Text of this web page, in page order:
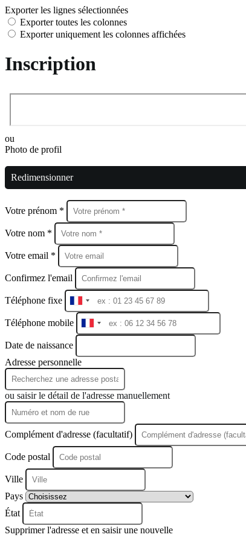
Exporter les lignes sélectionnées
Exporter toutes les colonnes
Exporter uniquement les colonnes affichées
Inscription
ou
Photo de profil
Redimensionner
Votre prénom *
Votre nom *
Votre email *
Confirmez l'email
Téléphone fixe
France
+33
Téléphone mobile
France
+33
Date de naissance
Adresse personnelle
ou saisir le détail de l'adresse manuellement
Complément d'adresse (facultatif)
Code postal
Ville
Pays
État
Supprimer l'adresse et en saisir une nouvelle